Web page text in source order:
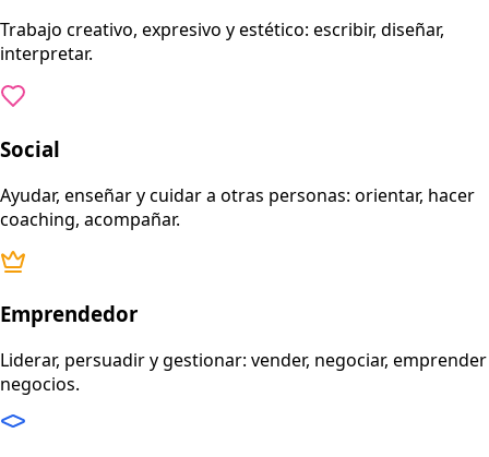
Trabajo creativo, expresivo y estético: escribir, diseñar,
interpretar.
Social
Ayudar, enseñar y cuidar a otras personas: orientar, hacer
coaching, acompañar.
Emprendedor
Liderar, persuadir y gestionar: vender, negociar, emprender
negocios.